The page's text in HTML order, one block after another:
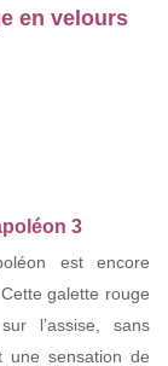
en velours
3
est encore
galette rouge
l’assise, sans
une sensation de